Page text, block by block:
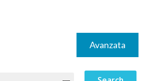
Avanzata